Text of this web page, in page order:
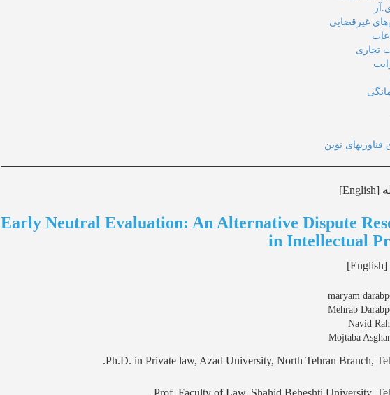
غیرقضایی
تجاری
فناوریهای نوین
[English]
Early Neutral Evaluation: An Alternative Dispute
in Intellectual
[English]
maryam
Mehrab
Navid
Mojtaba